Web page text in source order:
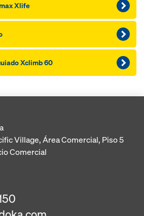
Xlife
Xclimb 60
Village, Área Comercial, Piso 5
Comercial